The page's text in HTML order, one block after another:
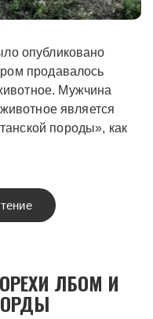
продавалось
Мужчина
является
породы», как
ЛБОМ И